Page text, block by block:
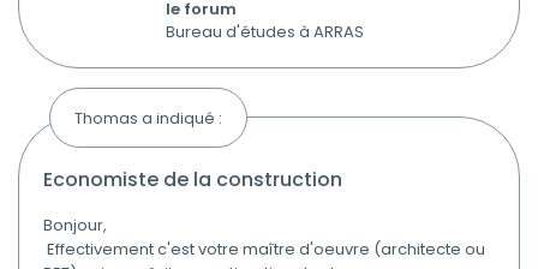
le forum
Bureau d'études à ARRAS
Thomas a indiqué :
economiste de la construction
Bonjour,
Effectivement c'est votre maître d'oeuvre (architecte ou